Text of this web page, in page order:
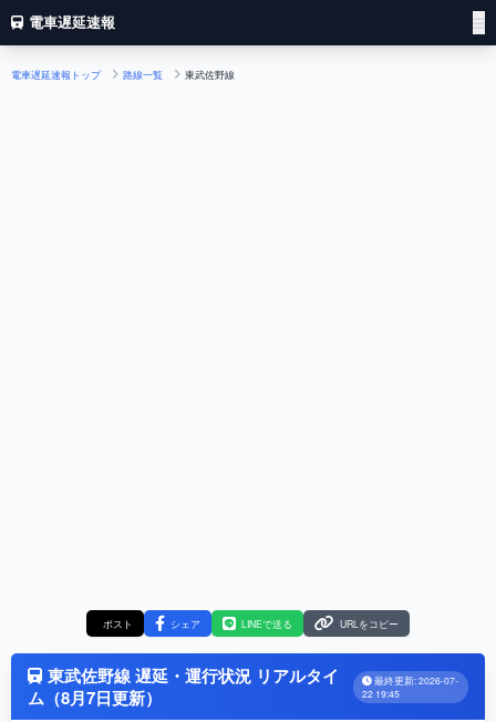
電車遅延速報
電車遅延速報トップ 路線一覧 東武佐野線
ポスト シェア LINEで送る URLをコピー
東武佐野線 遅延・運行状況 リアルタイ
ム（8月7日更新）
最終更新: 2026-07-
22 19:45